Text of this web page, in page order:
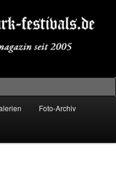
Foto-Archiv